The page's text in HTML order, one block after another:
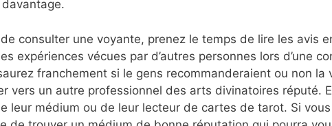
consulter une voyante, prenez le temps de lire les avis
expériences vécues par d’autres personnes lors d’une
franchement si le gens recommanderaient ou non la
vers un autre professionnel des arts divinatoires réputé.
leur médium ou de leur lecteur de cartes de tarot. Si